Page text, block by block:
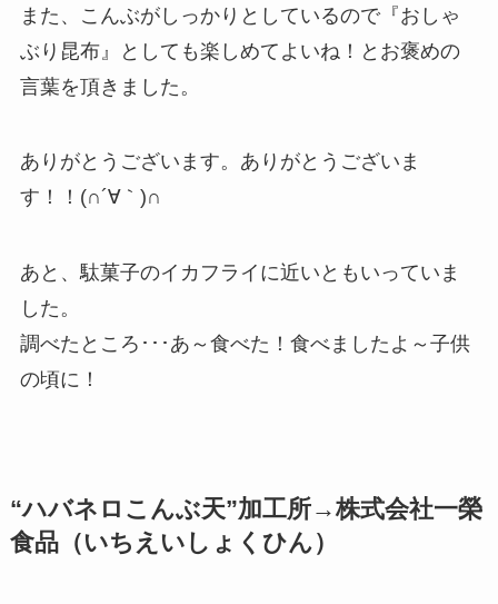
また、こんぶがしっかりとしているので『おしゃ
ぶり昆布』としても楽しめてよいね！とお褒めの
言葉を頂きました。
ありがとうございます。ありがとうございま
す！！(∩´∀｀)∩
あと、駄菓子のイカフライに近いともいっていま
した。
調べたところ･･･あ～食べた！食べましたよ～子供
の頃に！
“ハバネロこんぶ天”加工所→株式会社一榮
食品（いちえいしょくひん）